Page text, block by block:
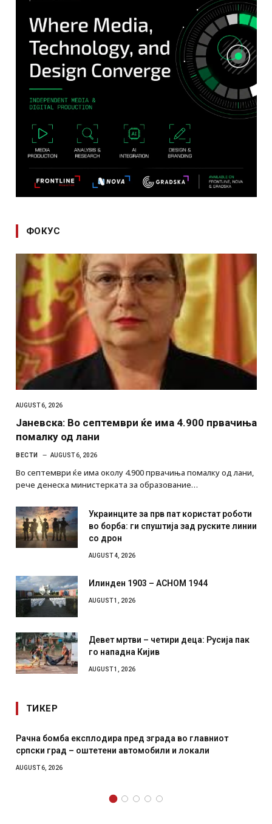
ФОКУС
AUGUST 6, 2026
Јаневска: Во септември ќе има 4.900 првачиња
помалку од лани
ВЕСТИ AUGUST 6, 2026
Во септември ќе има околу 4.900 првачиња помалку од лани,
рече денеска министерката за образование…
Украинците за прв пат користат роботи
во борба: ги спуштија зад руските линии
со дрон
AUGUST 4, 2026
Илинден 1903 – АСНОМ 1944
AUGUST 1, 2026
Девет мртви – четири деца: Русија пак
го нападна Кијив
AUGUST 1, 2026
ТИКЕР
Рачна бомба експлодира пред зграда во главниот
српски град – оштетени автомобили и локали
AUGUST 6, 2026